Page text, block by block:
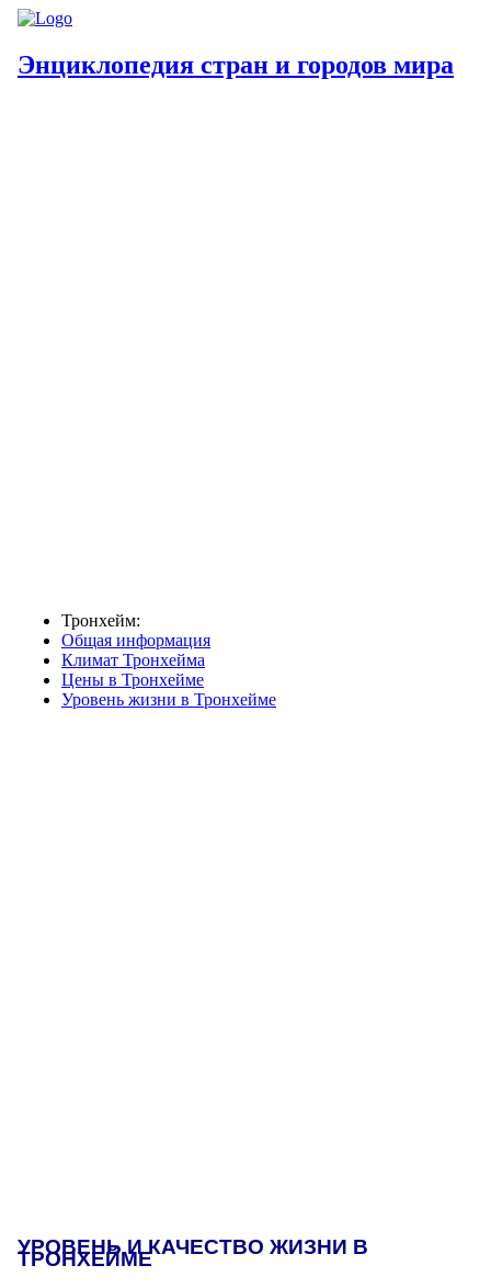
Энциклопедия стран и городов мира
Тронхейм:
Общая информация
Климат Тронхейма
Цены в Тронхейме
Уровень жизни в Тронхейме
УРОВЕНЬ И КАЧЕСТВО ЖИЗНИ В
ТРОНХЕЙМЕ